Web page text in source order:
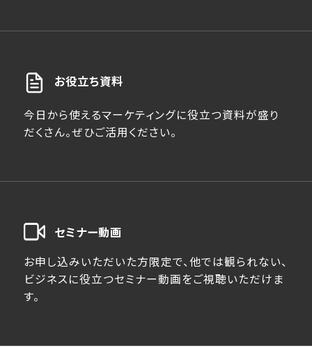
お役立ち資料
今日から使えるマーケティングに役立つ資料が盛り
だくさん。ぜひご活用ください。
セミナー動画
お申し込みいただいた方限定で、他では観られない、
ビジネスに役立つセミナー動画をご視聴いただけま
す。